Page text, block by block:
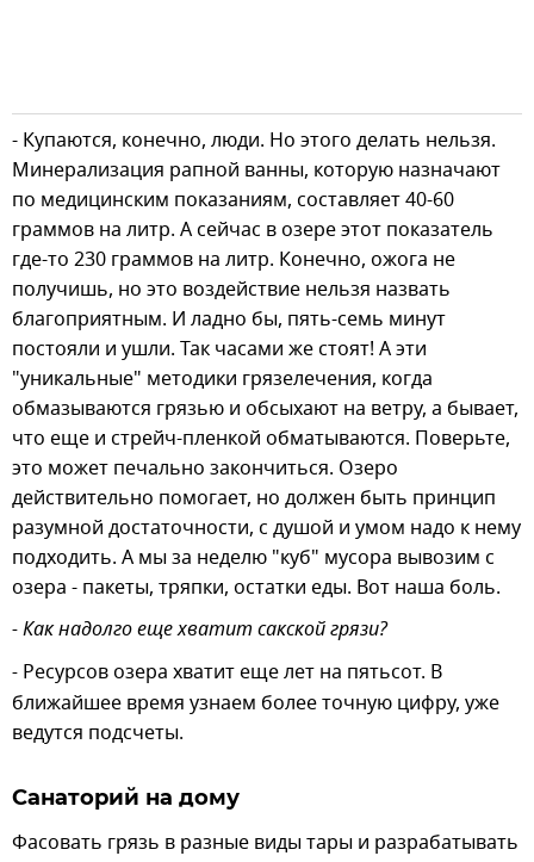
- Купаются, конечно, люди. Но этого делать нельзя.
Минерализация рапной ванны, которую назначают
по медицинским показаниям, составляет 40-60
граммов на литр. А сейчас в озере этот показатель
где-то 230 граммов на литр. Конечно, ожога не
получишь, но это воздействие нельзя назвать
благоприятным. И ладно бы, пять-семь минут
постояли и ушли. Так часами же стоят! А эти
"уникальные" методики грязелечения, когда
обмазываются грязью и обсыхают на ветру, а бывает,
что еще и стрейч-пленкой обматываются. Поверьте,
это может печально закончиться. Озеро
действительно помогает, но должен быть принцип
разумной достаточности, с душой и умом надо к нему
подходить. А мы за неделю "куб" мусора вывозим с
озера - пакеты, тряпки, остатки еды. Вот наша боль.
- Как надолго еще хватит сакской грязи?
- Ресурсов озера хватит еще лет на пятьсот. В
ближайшее время узнаем более точную цифру, уже
ведутся подсчеты.
Санаторий на дому
Фасовать грязь в разные виды тары и разрабатывать